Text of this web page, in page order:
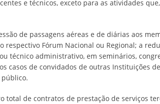
e técnicos, exceto para as atividades
de passagens aéreas e de diárias aos
Fórum Nacional ou Regional; a
técnico administrativo, em seminários,
casos de convidados de outras Instituições
público.
total de contratos de prestação de serviços